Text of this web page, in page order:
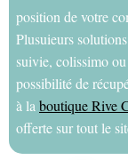
position de votre
Plusuieurs
suivie, colissimo
possibilité de
à laboutique Rive
offerte sur tout le